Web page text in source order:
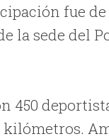
fue
la sede del
450